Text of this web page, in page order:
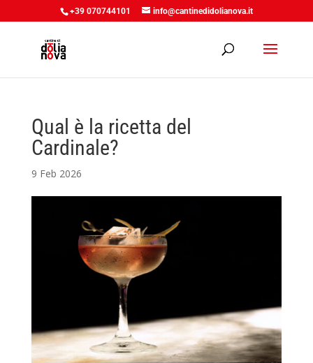
+39 070744101 info@cantinedidolianova.it
Qual è la ricetta del
Cardinale?
9 Feb 2026